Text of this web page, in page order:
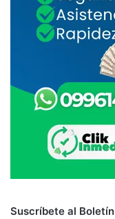
Suscríbete al Boletín